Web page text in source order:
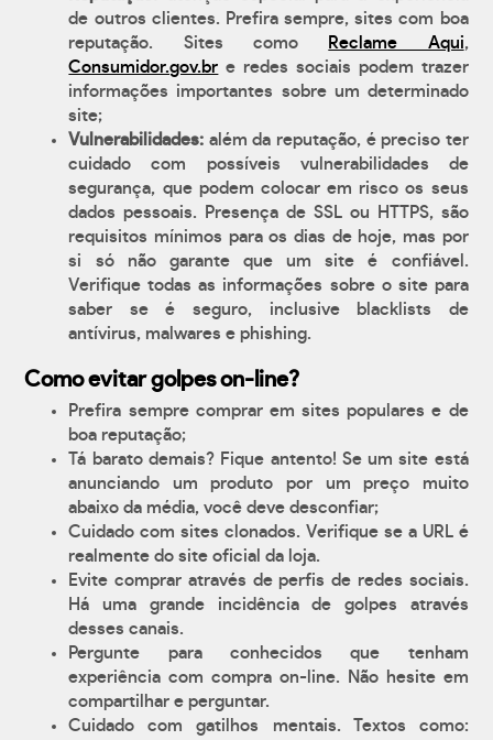
de outros clientes. Prefira sempre, sites com boa
reputação. Sites como
Reclame Aqui,
Consumidor.gov.br e redes sociais podem trazer
informações importantes sobre um determinado
site;
Vulnerabilidades: além da reputação, é preciso ter
cuidado com possíveis vulnerabilidades de
segurança, que podem colocar em risco os seus
dados pessoais. Presença de SSL ou HTTPS, são
requisitos mínimos para os dias de hoje, mas por
si só não garante que um site é confiável.
Verifique todas as informações sobre o site para
saber se é seguro, inclusive blacklists de
antívirus, malwares e phishing.
Como evitar golpes on-line?
Prefira sempre comprar em sites populares e de
boa reputação;
Tá barato demais? Fique antento! Se um site está
anunciando um produto por um preço muito
abaixo da média, você deve desconfiar;
Cuidado com sites clonados. Verifique se a URL é
realmente do site oficial da loja.
Evite comprar através de perfis de redes sociais.
Há uma grande incidência de golpes através
desses canais.
Pergunte para conhecidos que tenham
experiência com compra on-line. Não hesite em
compartilhar e perguntar.
Cuidado com gatilhos mentais. Textos como: